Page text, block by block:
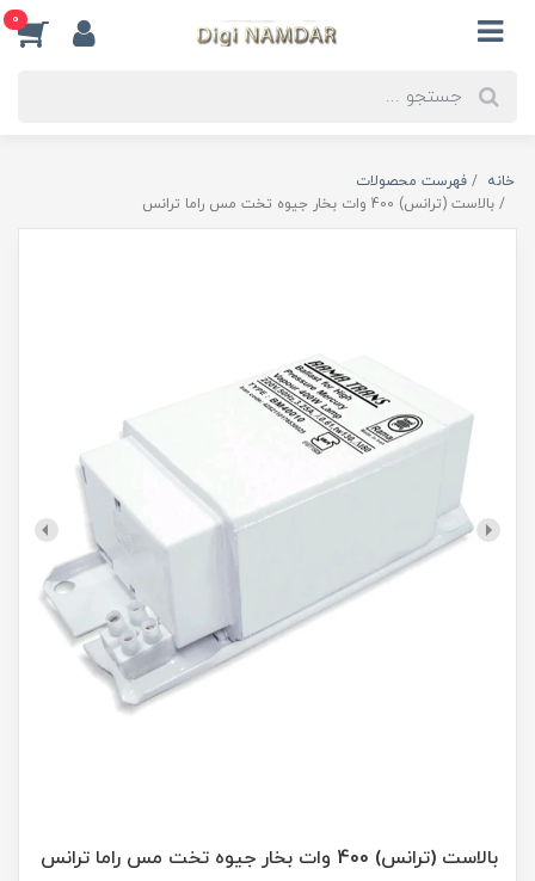
0
خانه
فهرست محصولات
بالاست (ترانس) 400 وات بخار جیوه تخت مس راما ترانس
بالاست (ترانس) 400 وات بخار جیوه تخت مس راما ترانس